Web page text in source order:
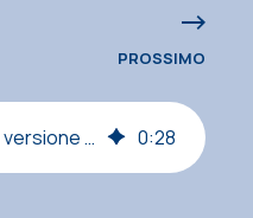
PROSSIMO
FUTURE JET, nuova versione video - 18 settembre 2025 0:28